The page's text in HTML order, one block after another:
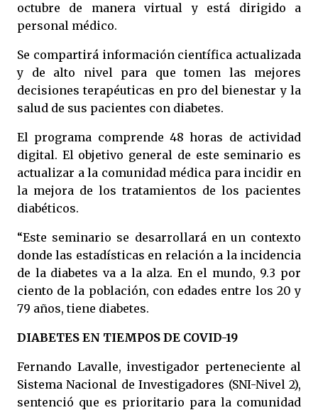
octubre de manera virtual y está dirigido a
personal médico.
Se compartirá información científica actualizada
y de alto nivel para que tomen las mejores
decisiones terapéuticas en pro del bienestar y la
salud de sus pacientes con diabetes.
El programa comprende 48 horas de actividad
digital. El objetivo general de este seminario es
actualizar a la comunidad médica para incidir en
la mejora de los tratamientos de los pacientes
diabéticos.
“Este seminario se desarrollará en un contexto
donde las estadísticas en relación a la incidencia
de la diabetes va a la alza. En el mundo, 9.3 por
ciento de la población, con edades entre los 20 y
79 años, tiene diabetes.
DIABETES EN TIEMPOS DE COVID-19
Fernando Lavalle, investigador perteneciente al
Sistema Nacional de Investigadores (SNI-Nivel 2),
sentenció que es prioritario para la comunidad